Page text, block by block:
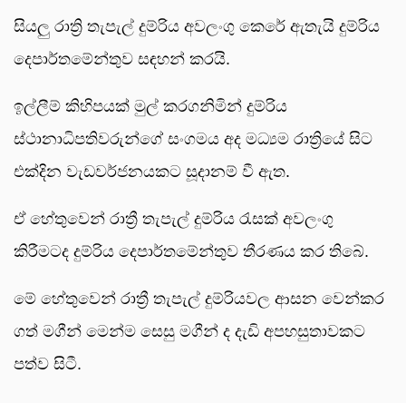
සියලු රාත්‍රි තැපැල් දුම්රිය අවලංගු කෙරේ ඇතැයි දුම්රිය
දෙපාර්තමේන්තුව සඳහන් කරයි.
ඉල්ලීම් කිහිපයක් මුල් කරගනිමින් දුම්රිය
ස්ථානාධිපතිවරුන්ගේ සංගමය අද මධ්‍යම රාත්‍රියේ සිට
එක්දින වැඩවර්ජනයකට සූදානම් වී ඇත.
ඒ හේතුවෙන් රාත්‍රී තැපැල් දුම්රිය රැසක් අවලංගු
කිරීමටද දුම්රිය දෙපාර්තමේන්තුව තීරණය කර තිබේ.
මේ හේතුවෙන් රාත්‍රී තැපැල් දුම්රියවල ආසන වෙන්කර
ගත් මගීන් මෙන්ම සෙසු මගීන් ද දැඩි අපහසුතාවකට
පත්ව සිටී.